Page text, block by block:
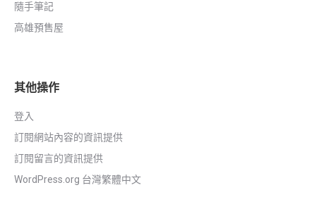
隨手筆記
高雄預售屋
其他操作
登入
訂閱網站內容的資訊提供
訂閱留言的資訊提供
WordPress.org 台灣繁體中文